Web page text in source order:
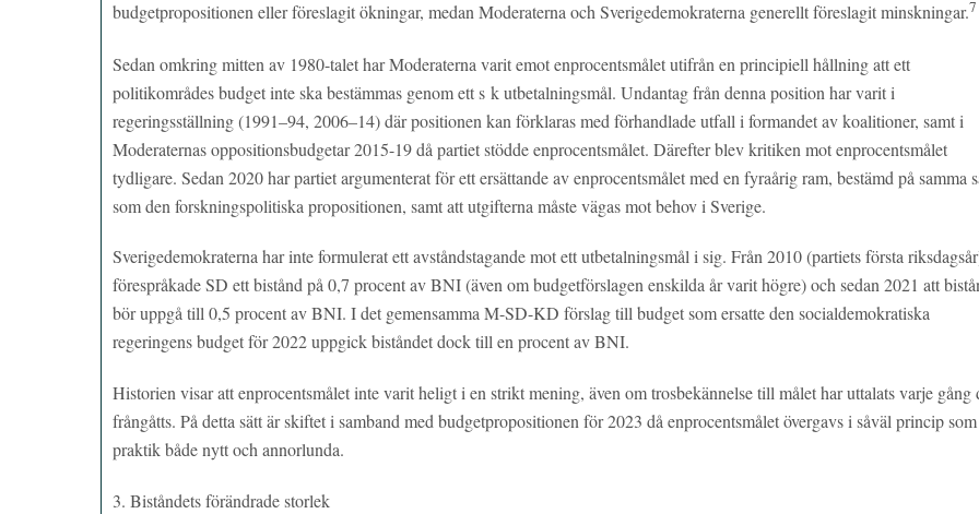
budgetpropositionen eller föreslagit ökningar, medan Moderaterna och Sverigedemokraterna generellt föreslagit minskningar.7
Sedan omkring mitten av 1980-talet har Moderaterna varit emot enprocentsmålet utifrån en principiell hållning att ett
politikområdes budget inte ska bestämmas genom ett s k utbetalningsmål. Undantag från denna position har varit i
regeringsställning (1991–94, 2006–14) där positionen kan förklaras med förhandlade utfall i formandet av koalitioner, samt i
Moderaternas oppositionsbudgetar 2015-19 då partiet stödde enprocentsmålet. Därefter blev kritiken mot enprocentsmålet
tydligare. Sedan 2020 har partiet argumenterat för ett ersättande av enprocentsmålet med en fyraårig ram, bestämd på samma
som den forskningspolitiska propositionen, samt att utgifterna måste vägas mot behov i Sverige.
Sverigedemokraterna har inte formulerat ett avståndstagande mot ett utbetalningsmål i sig. Från 2010 (partiets första
förespråkade SD ett bistånd på 0,7 procent av BNI (även om budgetförslagen enskilda år varit högre) och sedan 2021 att
bör uppgå till 0,5 procent av BNI. I det gemensamma M-SD-KD förslag till budget som ersatte den socialdemokratiska
regeringens budget för 2022 uppgick biståndet dock till en procent av BNI.
Historien visar att enprocentsmålet inte varit heligt i en strikt mening, även om trosbekännelse till målet har uttalats varje gång
frångåtts. På detta sätt är skiftet i samband med budgetpropositionen för 2023 då enprocentsmålet övergavs i såväl princip som
praktik både nytt och annorlunda.
3. Biståndets förändrade storlek